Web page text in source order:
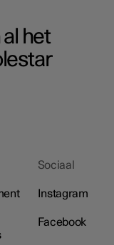
het
Sociaal
Instagram
Facebook